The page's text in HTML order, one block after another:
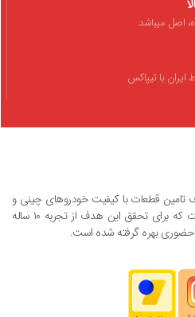
اصل میباشد
ایران با تیپاکس
تامین قطعات با کیفیت خودروهای چینی و
ایرانی و قیمت رقابتی ایجاد شده است که برای تحقق این هدف از تجربه ۱۰ ساله
بهره گرفته شده است.